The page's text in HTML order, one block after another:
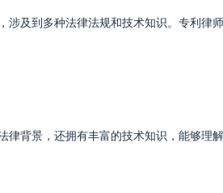
涉及到多种法律法规和技术知识。专利律
律背景，还拥有丰富的技术知识，能够理